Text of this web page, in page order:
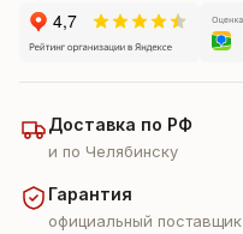
Доставка по РФ
и по Челябинску
Гарантия
официальный поставщик